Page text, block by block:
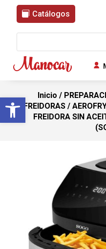
Abrir barra de herramientas
Catálogos
Inicio /
FREIDORAS /
FREIDORA SIN